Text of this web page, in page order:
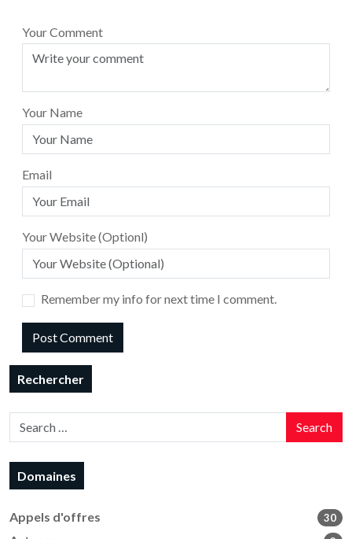
Your Comment
Your Name
Email
Your Website (Optionl)
Remember my info for next time I comment.
Rechercher
Search
Domaines
Appels d'offres 30